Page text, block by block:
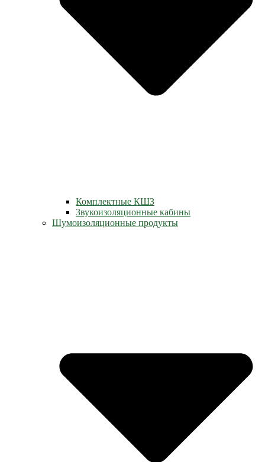
Комплектные КШЗ
Звукоизоляционные кабины
Шумоизоляционные продукты